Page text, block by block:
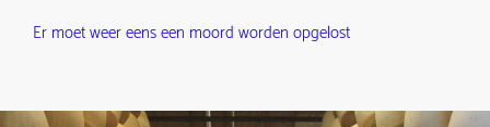
Er moet weer eens een moord worden opgelost